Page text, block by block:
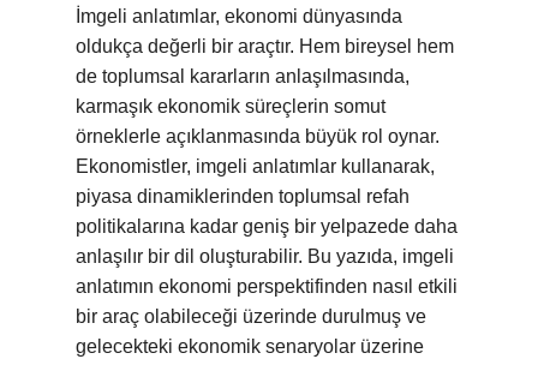
İmgeli anlatımlar, ekonomi dünyasında
oldukça değerli bir araçtır. Hem bireysel hem
de toplumsal kararların anlaşılmasında,
karmaşık ekonomik süreçlerin somut
örneklerle açıklanmasında büyük rol oynar.
Ekonomistler, imgeli anlatımlar kullanarak,
piyasa dinamiklerinden toplumsal refah
politikalarına kadar geniş bir yelpazede daha
anlaşılır bir dil oluşturabilir. Bu yazıda, imgeli
anlatımın ekonomi perspektifinden nasıl etkili
bir araç olabileceği üzerinde durulmuş ve
gelecekteki ekonomik senaryolar üzerine